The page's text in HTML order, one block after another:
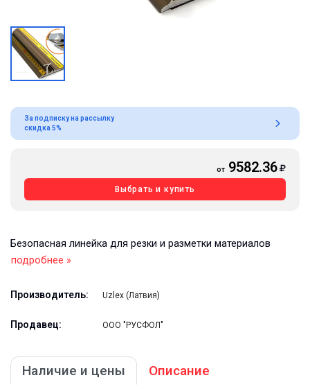
За подписку на рассылку
скидка 5%
от 9582.36
Выбрать и купить
Безопасная линейка для резки и разметки материалов
подробнее »
Производитель: Uzlex (Латвия)
Продавец: ООО "РУСФОЛ"
Наличие и цены
Описание